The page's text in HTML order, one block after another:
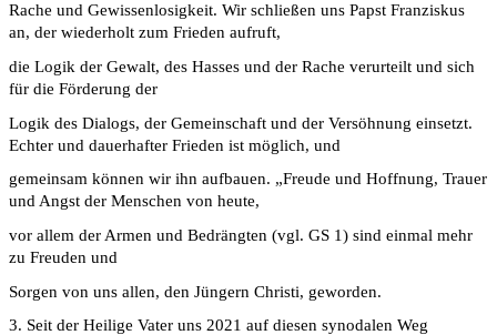
Rache und Gewissenlosigkeit. Wir schließen uns Papst Franziskus
an, der wiederholt zum Frieden aufruft,
die Logik der Gewalt, des Hasses und der Rache verurteilt und sich
für die Förderung der
Logik des Dialogs, der Gemeinschaft und der Versöhnung einsetzt.
Echter und dauerhafter Frieden ist möglich, und
gemeinsam können wir ihn aufbauen. „Freude und Hoffnung, Trauer
und Angst der Menschen von heute,
vor allem der Armen und Bedrängten (vgl. GS 1) sind einmal mehr
zu Freuden und
Sorgen von uns allen, den Jüngern Christi, geworden.
3. Seit der Heilige Vater uns 2021 auf diesen synodalen Weg